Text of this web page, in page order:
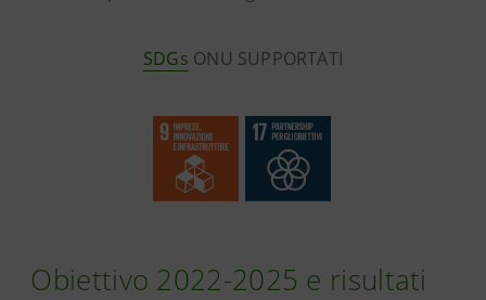
SDGs ONU SUPPORTATI
Obiettivo 2022-2025 e risultati